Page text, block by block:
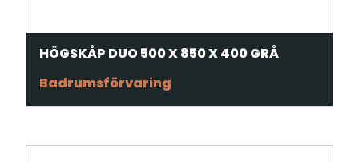
HÖGSKÅP DUO 500 X 850 X 400 GRÅ
Badrumsförvaring